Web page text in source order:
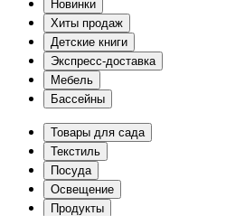
Новинки
Хиты продаж
Детские книги
Экспресс-доставка
Мебель
Бассейны
Товары для сада
Текстиль
Посуда
Освещение
Продукты